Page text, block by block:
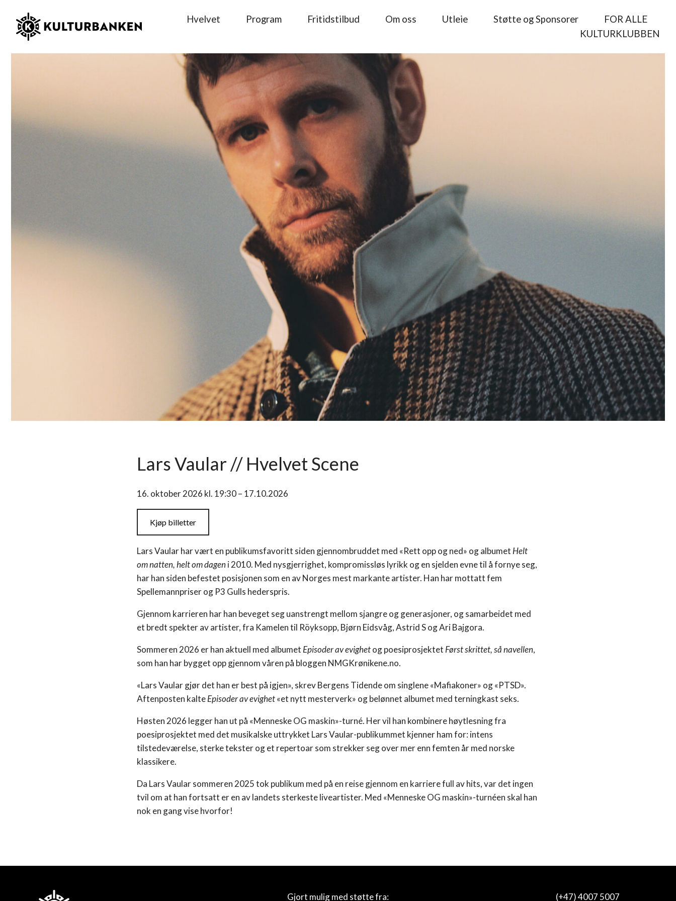
Hvelvet Program Fritidstilbud Om oss Utleie Støtte og Sponsorer
FOR ALLE
KULTURKLUBBEN
Lars Vaular // Hvelvet Scene
16. oktober 2026 kl. 19:30 – 17.10.2026
Kjøp billetter
Lars Vaular har vært en publikumsfavoritt siden gjennombruddet med «Rett opp og ned» og albumetHelt
om natten, helt om dageni 2010. Med nysgjerrighet, kompromissløs lyrikk og en sjelden evne til å fornye seg,
har han siden befestet posisjonen som en av Norges mest markante artister. Han har mottatt fem
Spellemannpriser og P3 Gulls hederspris.
Gjennom karrieren har han beveget seg uanstrengt mellom sjangre og generasjoner, og samarbeidet med
et bredt spekter av artister, fra Kamelen til Röyksopp, Bjørn Eidsvåg, Astrid S og Ari Bajgora.
Sommeren 2026 er han aktuell med albumetEpisoder av evighetog poesiprosjektetFørst skrittet, så navellen,
som han har bygget opp gjennom våren på bloggen NMGKrønikene.no.
«Lars Vaular gjør det han er best på igjen», skrev Bergens Tidende om singlene «Mafiakoner» og «PTSD».
Aftenposten kalteEpisoder av evighet«et nytt mesterverk» og belønnet albumet med terningkast seks.
Høsten 2026 legger han ut på «Menneske OG maskin»-turné. Her vil han kombinere høytlesning fra
poesiprosjektet med det musikalske uttrykket Lars Vaular-publikummet kjenner ham for: intens
tilstedeværelse, sterke tekster og et repertoar som strekker seg over mer enn femten år med norske
klassikere.
Da Lars Vaular sommeren 2025 tok publikum med på en reise gjennom en karriere full av hits, var det ingen
tvil om at han fortsatt er en av landets sterkeste liveartister. Med «Menneske OG maskin»-turnéen skal han
nok en gang vise hvorfor!
Gjort mulig med støtte fra: (+47) 4007 5007